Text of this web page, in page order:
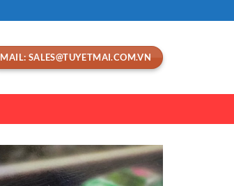
MAIL: SALES@TUYETMAI.COM.VN